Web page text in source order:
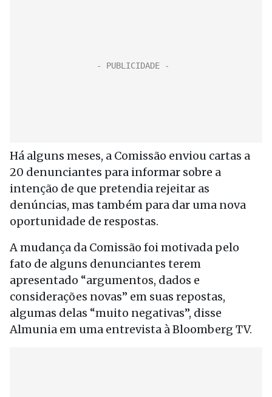
Há alguns meses, a Comissão enviou cartas a
20 denunciantes para informar sobre a
intenção de que pretendia rejeitar as
denúncias, mas também para dar uma nova
oportunidade de respostas.
A mudança da Comissão foi motivada pelo
fato de alguns denunciantes terem
apresentado “argumentos, dados e
considerações novas” em suas repostas,
algumas delas “muito negativas”, disse
Almunia em uma entrevista à Bloomberg TV.